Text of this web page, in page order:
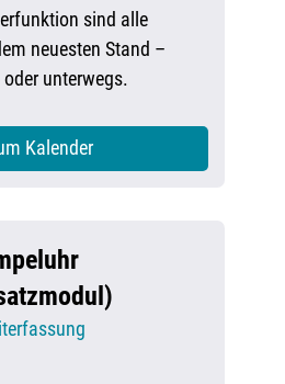
sind alle
neuesten Stand –
unterwegs.
Kalender